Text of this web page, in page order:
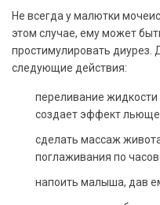
Не всегда у малютки
этом случае, ему может
простимулировать диурез.
следующие действия:
переливание жидкости
создает эффект
сделать массаж
поглаживания по
напоить малыша, дав